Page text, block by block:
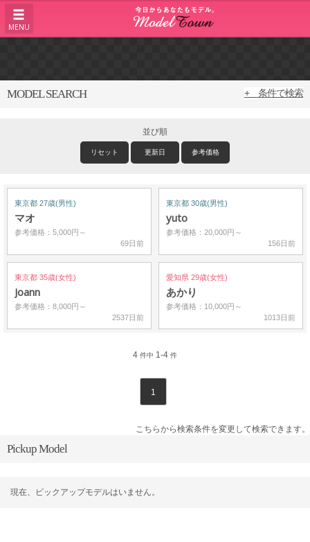
MENU
MODEL SEARCH + 条件で検索
並び順
リセット 更新日 参考価格
東京都 27歳(男性)
マオ
参考価格：5,000円～
69日前
東京都 30歳(男性)
yuto
参考価格：20,000円～
156日前
東京都 35歳(女性)
Joann
参考価格：8,000円～
2537日前
愛知県 29歳(女性)
あかり
参考価格：10,000円～
1013日前
4 件中 1-4 件
1
こちらから検索条件を変更して検索できます。
Pickup Model
現在、ピックアップモデルはいません。